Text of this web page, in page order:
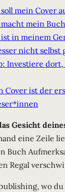
soll mein Cover
macht mein
ist in meinem
nicht selbst
Investiere
Cover ist der
Gesicht
eine Zeile
Buch
Regal
wo